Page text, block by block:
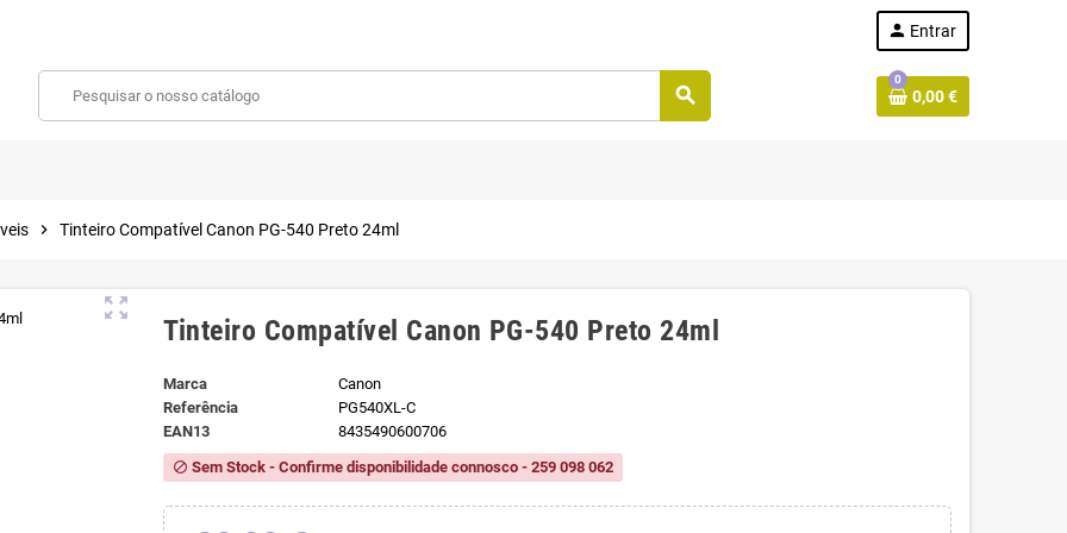
person Entrar
search
0
0,00 €
chevron_right Tinteiro Compatível Canon PG-540 Preto 24ml
zoom_out_map
Tinteiro Compatível Canon PG-540 Preto 24ml
Marca
Canon
Referência
PG540XL-C
EAN13
8435490600706
block Sem Stock - Confirme disponibilidade connosco - 259 098 062